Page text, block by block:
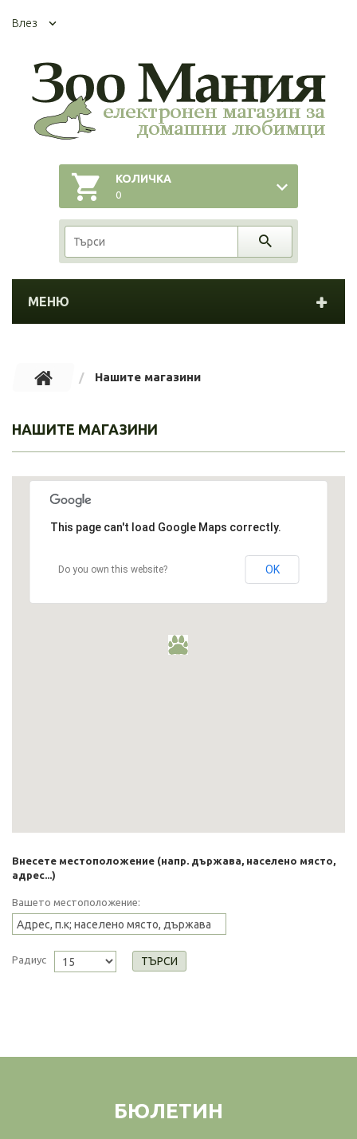
Влез
КОЛИЧКА
0
МЕНЮ
Нашите магазини
НАШИТЕ МАГАЗИНИ
This page can't load Google Maps correctly.
Do you own this website? OK
Внесете местоположение (напр. държава, населено място,
адрес...)
Вашето местоположение:
Радиус ТЪРСИ
БЮЛЕТИН